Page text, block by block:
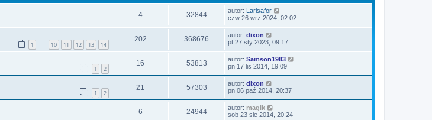
4 32844 autor: Larisafor
czw 26 wrz 2024, 02:02
1 10 11 12 13 14
202 368676 autor: dixon
pt 27 sty 2023, 09:17
1 2
16 53813 autor: Samson1983
pn 17 lis 2014, 19:09
1 2
21 57303 autor: dixon
pn 06 paź 2014, 20:37
6 24944 autor: magik
sob 23 sie 2014, 20:24